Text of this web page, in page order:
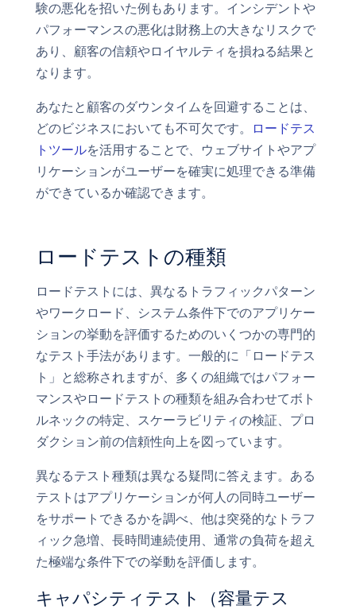
験の悪化を招いた例もあります。インシデントや
パフォーマンスの悪化は財務上の大きなリスクで
あり、顧客の信頼やロイヤルティを損ねる結果と
なります。
あなたと顧客のダウンタイムを回避することは、
どのビジネスにおいても不可欠です。
ロードテス
トツールを活用することで、ウェブサイトやアプ
リケーションがユーザーを確実に処理できる準備
ができているか確認できます。
ロードテストの種類
ロードテストには、異なるトラフィックパターン
やワークロード、システム条件下でのアプリケー
ションの挙動を評価するためのいくつかの専門的
なテスト手法があります。一般的に「ロードテス
ト」と総称されますが、多くの組織ではパフォー
マンスやロードテストの種類を組み合わせてボト
ルネックの特定、スケーラビリティの検証、プロ
ダクション前の信頼性向上を図っています。
異なるテスト種類は異なる疑問に答えます。ある
テストはアプリケーションが何人の同時ユーザー
をサポートできるかを調べ、他は突発的なトラフ
ィック急増、長時間連続使用、通常の負荷を超え
た極端な条件下での挙動を評価します。
キャパシティテスト（容量テス